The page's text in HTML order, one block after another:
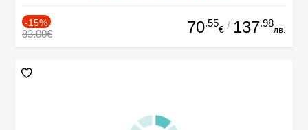
-15%
83.00€ 70.55
€ / 137.98
лв.